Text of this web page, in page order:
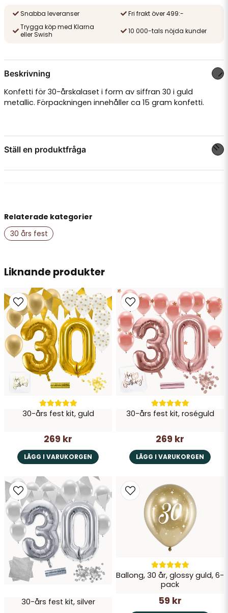
Snabba leveranser
Fri frakt över 499:-
Trygga köp med Klarna
eller Swish
10 000-tals nöjda kunder
Beskrivning
Konfetti för 30-årskalaset i form av siffran 30 i guld
metallic. Förpackningen innehåller ca 15 gram konfetti.
Ställ en produktfråga
name
Namn
email
Mejladress
Ja, ni får publicera min fråga
Skicka fråga
Liknande produkter
30-års fest kit, guld
269 kr
LÄGG I VARUKORGEN
30-års fest kit, roséguld
269 kr
LÄGG I VARUKORGEN
30-års fest kit, silver
Ballong, 30 år, glossy guld, 6-
pack
59 kr
Relaterade kategorier
30 års fest